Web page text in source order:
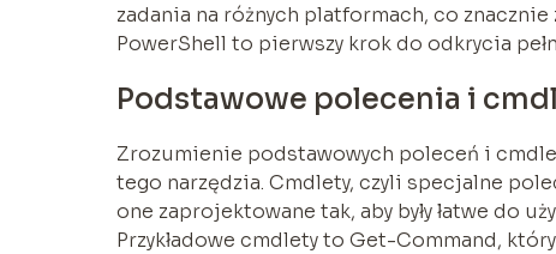
zadania na różnych platformach, co
PowerShell to pierwszy krok do odkrycia
Podstawowe polecenia i
Zrozumienie podstawowych poleceń i
tego narzędzia. Cmdlety, czyli specjalne
one zaprojektowane tak, aby były łatwe do
Przykładowe cmdlety to Get-Command,